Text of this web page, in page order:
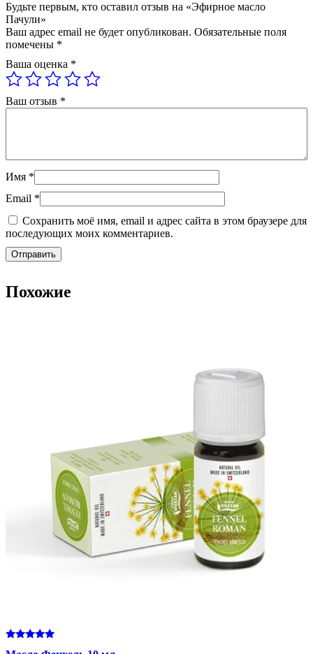
Будьте первым, кто оставил отзыв на «Эфирное масло
Пачули»
Ваш адрес email не будет опубликован. Обязательные поля
помечены *
Ваша оценка *
Ваш отзыв *
Имя *
Email *
Сохранить моё имя, email и адрес сайта в этом браузере для
последующих моих комментариев.
Похожие